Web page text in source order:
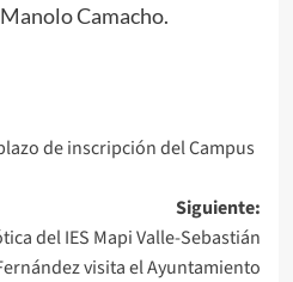
Camacho.
de inscripción del Campus
Siguiente:
del IES Mapi Valle-Sebastián
visita el Ayuntamiento